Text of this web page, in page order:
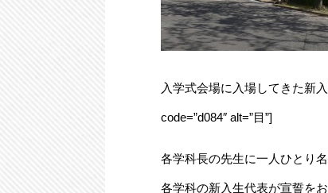
入学式会場に入場してきた新
code=”d084″ alt=”目”]
各学科長の先生に一人ひとり
各学科の新入生代表が宣誓をお